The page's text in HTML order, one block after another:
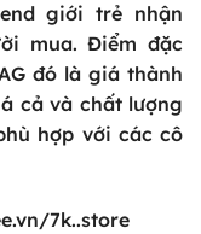
giới trẻ nhận
mua. Điểm đặc
đó là giá thành
cả và chất lượng
hợp với các cô
7k..store